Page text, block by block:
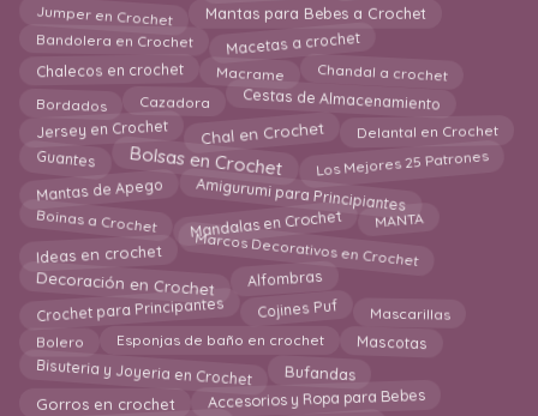
Jumper en Crochet Mantas para Bebes a Crochet
Bandolera en Crochet Macetas a crochet
Chalecos en crochet Macrame Chandal a crochet
Bordados Cazadora Cestas de Almacenamiento
Jersey en Crochet Chal en Crochet Delantal en Crochet
Guantes Bolsas en Crochet Los Mejores 25 Patrones
Mantas de Apego Amigurumi para Principiantes
Boinas a Crochet Mandalas en Crochet MANTA
Ideas en crochet Marcos Decorativos en Crochet
Decoración en Crochet Alfombras
Crochet para Principantes Cojines Puf Mascarillas
Bolero Esponjas de baño en crochet Mascotas
Bisuteria y Joyeria en Crochet Bufandas
Gorros en crochet Accesorios y Ropa para Bebes